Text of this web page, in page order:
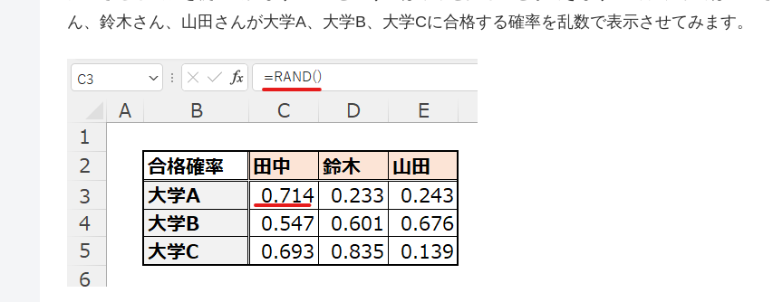
ん、鈴木さん、山田さんが大学A、大学B、大学Cに合格する確率を乱数で表示させてみます。